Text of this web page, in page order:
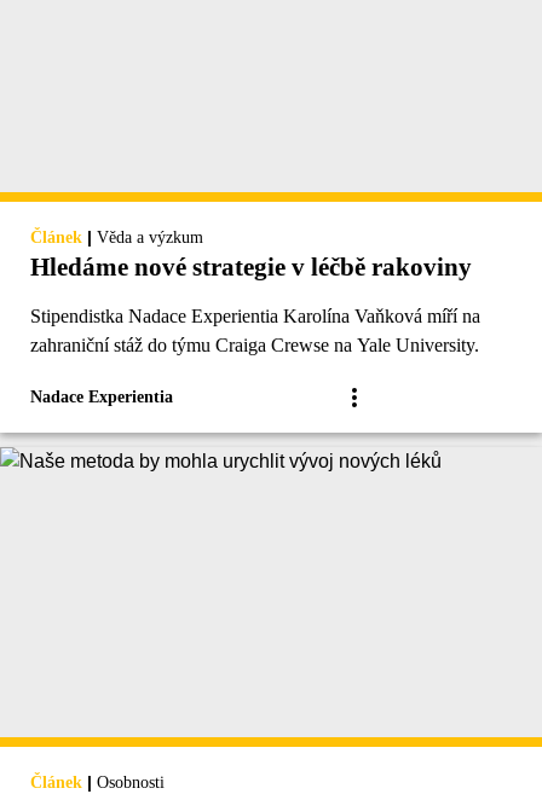
Článek | Věda a výzkum
Hledáme nové strategie v léčbě rakoviny
Stipendistka Nadace Experientia Karolína Vaňková míří na
zahraniční stáž do týmu Craiga Crewse na Yale University.
Nadace Experientia
Článek | Osobnosti